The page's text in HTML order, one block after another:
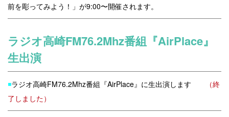
前を彫ってみよう！」が9:00〜開催されます。
ラジオ高崎FM76.2Mhz番組『AirPlace』
生出演
◾️ラジオ高崎FM76.2Mhz番組『AirPlace』に生出演します
（終
了しました）